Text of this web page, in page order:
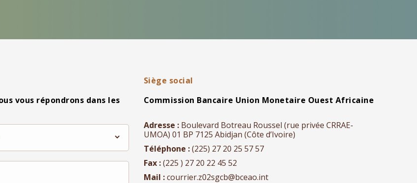
vous répondrons dans les
Siège social
Commission Bancaire Union Monetaire Ouest Africaine
Adresse : Boulevard Botreau Roussel (rue privée CRRAE-
UMOA) 01 BP 7125 Abidjan (Côte d’Ivoire)
Téléphone :(225) 27 20 25 57 57
Fax :(225 ) 27 20 22 45 52
Mail :courrier.z02sgcb@bceao.int